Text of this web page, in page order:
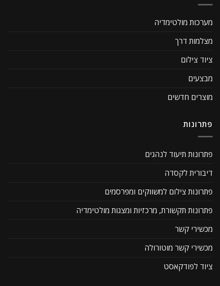
מערכות מולטימדיה
מצלמות דרך
ציוד צילום
מבצעים
מוצרים חדשים
פתרונות
פתרונות תיעוד לנהגים
דיבורית לקסדה
פתרונות צילום למשווקים ומפרסמים
פתרונות תקשורת, מרכזיות ומצגות מולטימדיה
מכשירי קשר
מכשירי קשר מוטורולה
ציוד לפודקאסט